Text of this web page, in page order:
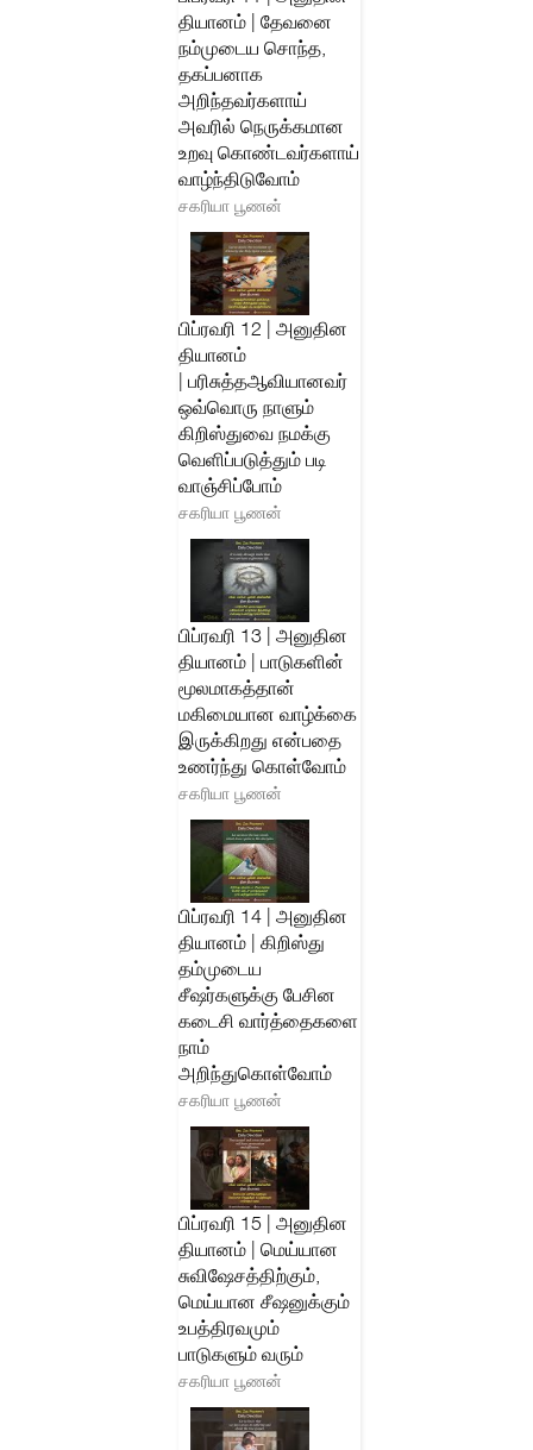
தியானம் | தேவனை
நம்முடைய சொந்த,
தகப்பனாக
அறிந்தவர்களாய்
அவரில் நெருக்கமான
உறவு கொண்டவர்களாய்
வாழ்ந்திடுவோம்
சகரியா பூணன்
பிப்ரவரி 12 | அனுதின
தியானம்
| பரிசுத்தஆவியானவர்
ஒவ்வொரு நாளும்
கிறிஸ்துவை நமக்கு
வெளிப்படுத்தும் படி
வாஞ்சிப்போம்
சகரியா பூணன்
பிப்ரவரி 13 | அனுதின
தியானம் | பாடுகளின்
மூலமாகத்தான்
மகிமையான வாழ்க்கை
இருக்கிறது என்பதை
உணர்ந்து கொள்வோம்
சகரியா பூணன்
பிப்ரவரி 14 | அனுதின
தியானம் | கிறிஸ்து
தம்முடைய
சீஷர்களுக்கு பேசின
கடைசி வார்த்தைகளை
நாம்
அறிந்துகொள்வோம்
சகரியா பூணன்
பிப்ரவரி 15 | அனுதின
தியானம் | மெய்யான
சுவிஷேசத்திற்கும்,
மெய்யான சீஷனுக்கும்
உபத்திரவமும்
பாடுகளும் வரும்
சகரியா பூணன்